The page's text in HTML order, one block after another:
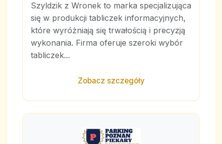
Szyldzik z Wronek to marka specjalizująca
się w produkcji tabliczek informacyjnych,
które wyróżniają się trwałością i precyzją
wykonania. Firma oferuje szeroki wybór
tabliczek...
Zobacz szczegóły